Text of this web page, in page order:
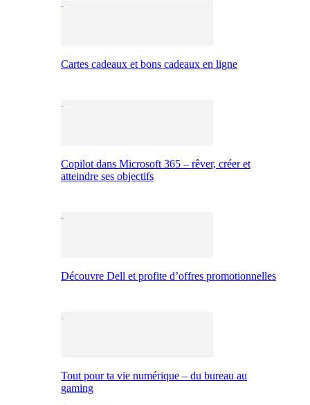
Cartes cadeaux et bons cadeaux en ligne
Copilot dans Microsoft 365 – rêver, créer et
atteindre ses objectifs
Découvre Dell et profite d’offres promotionnelles
Tout pour ta vie numérique – du bureau au
gaming